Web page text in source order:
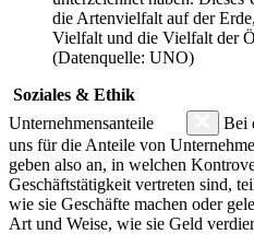
die Artenvielfalt auf der
Vielfalt und die Vielfalt der
(Datenquelle: UNO)
Soziales & Ethik
Unternehmensanteile
Bei
uns für die Anteile von
geben also an, in welchen
Geschäftstätigkeit vertreten sind,
wie sie Geschäfte machen oder
Art und Weise, wie sie Geld